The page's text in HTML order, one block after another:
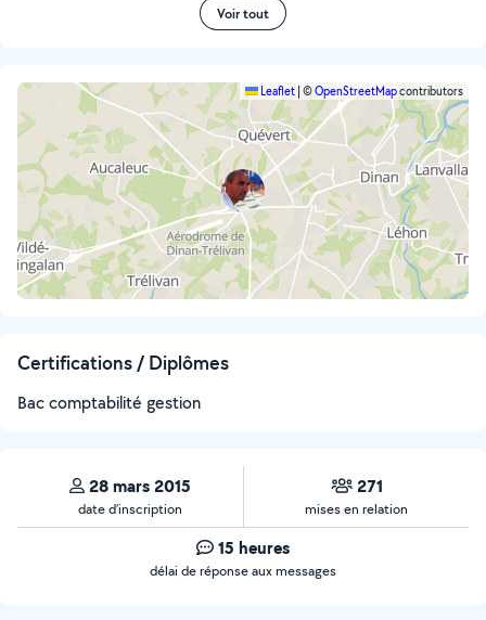
Voir tout
Leaflet ©OpenStreetMapcontributors
Certifications / Diplômes
Bac comptabilité gestion
28 mars 2015
date d’inscription
271
mises en relation
15 heures
délai de réponse aux messages